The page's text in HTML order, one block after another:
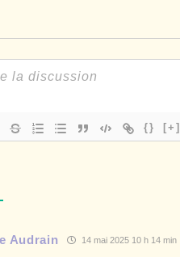
{} [+]
Audrain 14 mai 2025 10 h 14 min